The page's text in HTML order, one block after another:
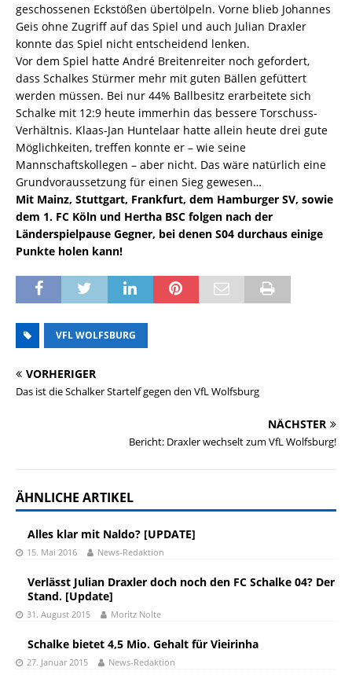
geschossenen Eckstößen übertölpeln. Vorne blieb Johannes
Geis ohne Zugriff auf das Spiel und auch Julian Draxler
konnte das Spiel nicht entscheidend lenken.
Vor dem Spiel hatte André Breitenreiter noch gefordert,
dass Schalkes Stürmer mehr mit guten Bällen gefüttert
werden müssen. Bei nur 44% Ballbesitz erarbeitete sich
Schalke mit 12:9 heute immerhin das bessere Torschuss-
Verhältnis. Klaas-Jan Huntelaar hatte allein heute drei gute
Möglichkeiten, treffen konnte er – wie seine
Mannschaftskollegen – aber nicht. Das wäre natürlich eine
Grundvoraussetzung für einen Sieg gewesen…
Mit Mainz, Stuttgart, Frankfurt, dem Hamburger SV, sowie
dem 1. FC Köln und Hertha BSC folgen nach der
Länderspielpause Gegner, bei denen S04 durchaus einige
Punkte holen kann!
VFL WOLFSBURG
VORHERIGER
Das ist die Schalker Startelf gegen den VfL Wolfsburg
NÄCHSTER
Bericht: Draxler wechselt zum VfL Wolfsburg!
ÄHNLICHE ARTIKEL
Alles klar mit Naldo? [UPDATE]
15. Mai 2016 News-Redaktion
Verlässt Julian Draxler doch noch den FC Schalke 04? Der
Stand. [Update]
31. August 2015 Moritz Nolte
Schalke bietet 4,5 Mio. Gehalt für Vieirinha
27. Januar 2015 News-Redaktion